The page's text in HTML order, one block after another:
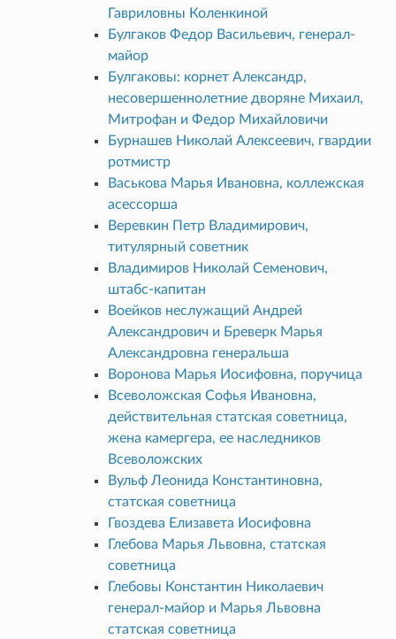
Гавриловны Коленкиной
Булгаков Федор Васильевич, генерал-
майор
Булгаковы: корнет Александр,
несовершеннолетние дворяне Михаил,
Митрофан и Федор Михайловичи
Бурнашев Николай Алексеевич, гвардии
ротмистр
Васькова Марья Ивановна, коллежская
асессорша
Веревкин Петр Владимирович,
титулярный советник
Владимиров Николай Семенович,
штабс-капитан
Воейков неслужащий Андрей
Александрович и Бреверк Марья
Александровна генеральша
Воронова Марья Иосифовна, поручица
Всеволожская Софья Ивановна,
действительная статская советница,
жена камергера, ее наследников
Всеволожских
Вульф Леонида Константиновна,
статская советница
Гвоздева Елизавета Иосифовна
Глебова Марья Львовна, статская
советница
Глебовы Константин Николаевич
генерал-майор и Марья Львовна
статская советница